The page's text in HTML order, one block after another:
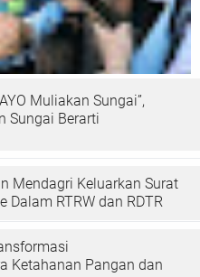
Muliakan Sungai”,
Sungai Berarti
Mendagri Keluarkan Surat
Dalam RTRW dan RDTR
Ketahanan Pangan dan